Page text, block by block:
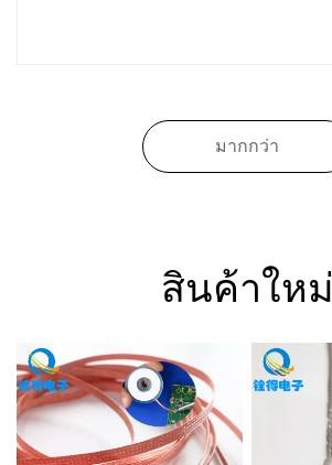
มากกว่า
สินค้าใหม่